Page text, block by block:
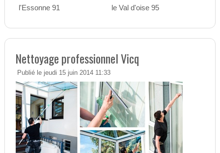
l'Essonne 91
le Val d'oise 95
Nettoyage professionnel Vicq
Publié le jeudi 15 juin 2014 11:33